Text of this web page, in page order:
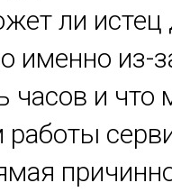
ли истец
именно из-
часов и что